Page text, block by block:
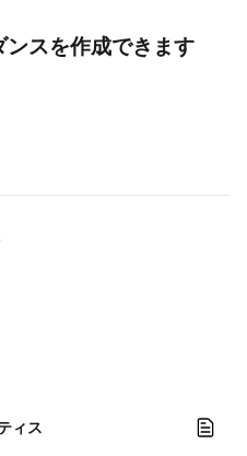
スを作成できます
ィス